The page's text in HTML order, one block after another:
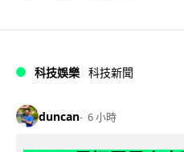
科技娛樂 科技新聞
duncan 6 小時